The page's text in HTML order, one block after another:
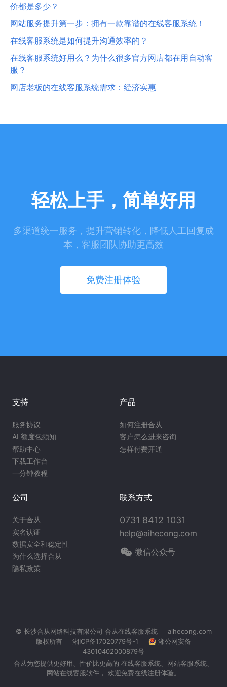
价都是多少？
网站服务提升第一步：拥有一款靠谱的在线客服系统！
在线客服系统是如何提升沟通效率的？
在线客服系统好用么？为什么很多官方网店都在用自动客
服？
网店老板的在线客服系统需求：经济实惠
轻松上手，简单好用
多渠道统一服务，提升营销转化，降低人工回复成
本，客服团队协助更高效
免费注册体验
支持
服务协议
AI 额度包须知
帮助中心
下载工作台
一分钟教程
产品
如何注册合从
客户怎么进来咨询
怎样付费开通
公司
关于合从
实名认证
数据安全和稳定性
为什么选择合从
隐私政策
联系方式
0731 8412 1031
help@aihecong.com
微信公众号
© 长沙合从网络科技有限公司 合从在线客服系统
aihecong.com
版权所有
湘ICP备17020779号-1
湘公网安备
43010402000879号
合从为您提供更好用、性价比更高的 在线客服系统、 网站客服系统
网站在线客服软件， 欢迎免费在线注册体验。